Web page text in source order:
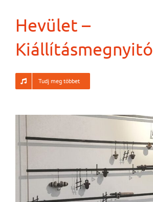
Hevület –
Kiállításmegnyitó
Tudj meg többet